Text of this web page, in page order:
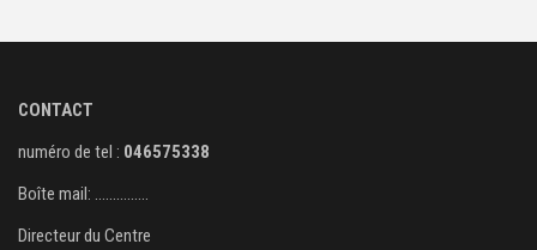
CONTACT
numéro de tel : 046575338
Boîte mail: ……………
Directeur du Centre